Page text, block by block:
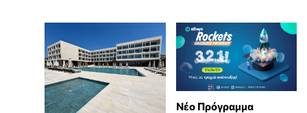
Νέο Πρόγραμμα